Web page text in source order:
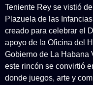
Teniente Rey se vistió
Plazuela de las
creado para celebrar el
apoyo de la Oficina del
Gobierno de La Habana
este rincón se convirtió
donde juegos, arte y